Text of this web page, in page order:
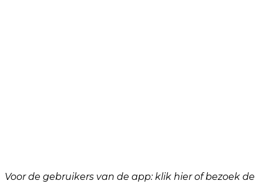
Voor de gebruikers van de app: klik hier of bezoek de